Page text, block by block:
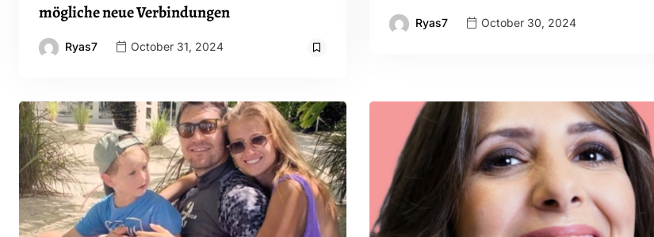
mögliche neue Verbindungen
Ryas7 October 31, 2024
Ryas7 October 30, 2024